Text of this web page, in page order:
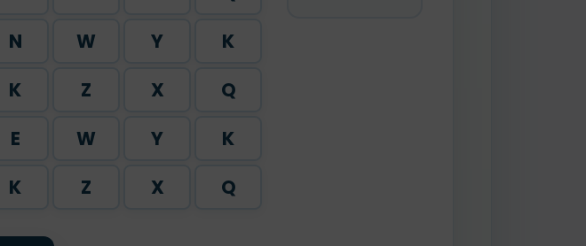
N W Y
K
K Z X
Q
E W Y
K
K Z X Q